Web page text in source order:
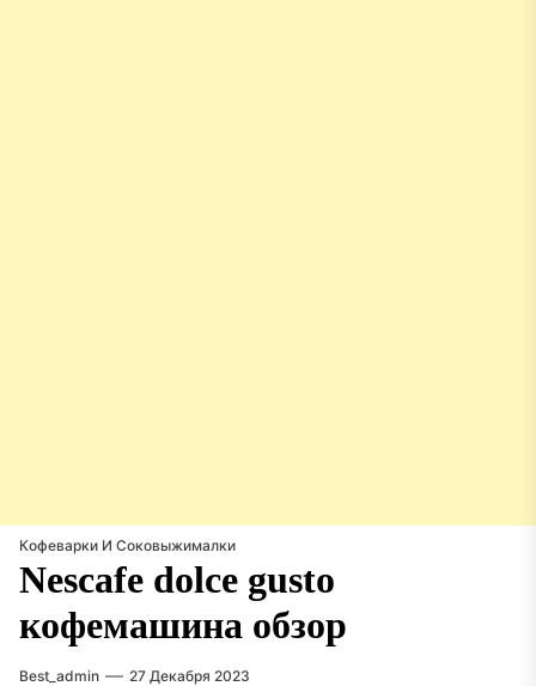
Кофеварки И Соковыжималки
Nescafe dolce gusto
кофемашина обзор
Best_admin 27 Декабря 2023